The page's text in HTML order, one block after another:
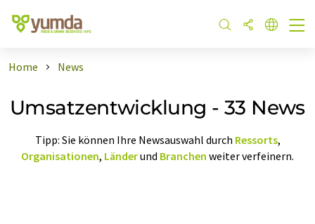
Home News
Umsatzentwicklung - 33 News
Tipp: Sie können Ihre Newsauswahl durch Ressorts,
Organisationen, Länderund Branchen weiter verfeinern.